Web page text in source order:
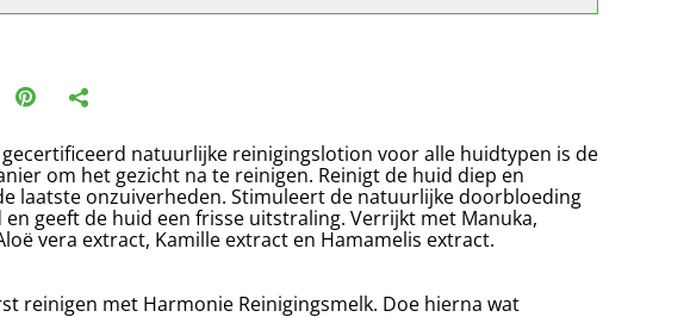
gecertificeerd natuurlijke reinigingslotion voor alle huidtypen is de
om het gezicht na te reinigen. Reinigt de huid diep en
laatste onzuiverheden. Stimuleert de natuurlijke doorbloeding
en geeft de huid een frisse uitstraling. Verrijkt met Manuka,
vera extract, Kamille extract en Hamamelis extract.
reinigen met Harmonie Reinigingsmelk. Doe hierna wat